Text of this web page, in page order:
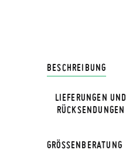
BESCHREIBUNG
LIEFERUNGEN UND
RÜCKSENDUNGEN
GRÖSSENBERATUNG